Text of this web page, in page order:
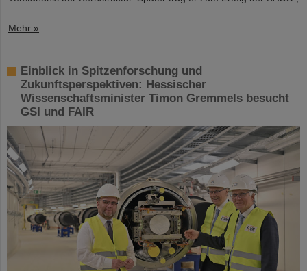
Mehr »
Einblick in Spitzenforschung und
Zukunftsperspektiven: Hessischer
Wissenschaftsminister Timon Gremmels besucht
GSI und FAIR